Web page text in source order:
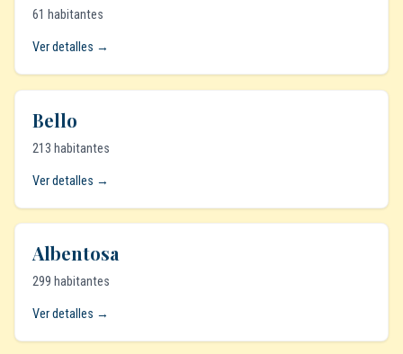
61 habitantes
Ver detalles →
Bello
213 habitantes
Ver detalles →
Albentosa
299 habitantes
Ver detalles →